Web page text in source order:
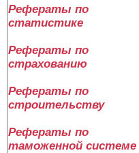
Рефераты по
статистике
Рефераты по
страхованию
Рефераты по
строительству
Рефераты по
таможенной системе